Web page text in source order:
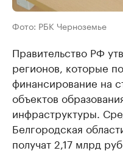
Фото: РБК Черноземье
Правительство РФ
регионов, которые
финансирование на
объектов
инфраструктуры.
Белгородская
получат 2,17 млрд